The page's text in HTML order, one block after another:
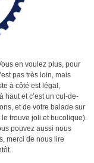
en voulez plus, pour
pas très loin, mais
à côté est légal,
haut et c’est un cul-de-
et de votre balade sur
trouve joli et bucolique).
pouvez aussi nous
merci de nous lire